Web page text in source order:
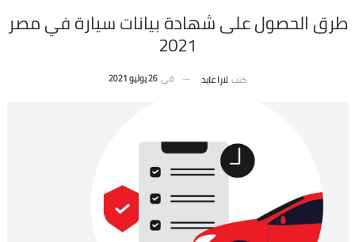
طرق الحصول على شهادة بيانات سيارة في مصر
2021
كتب لارا عابد في 26 يوليو 2021